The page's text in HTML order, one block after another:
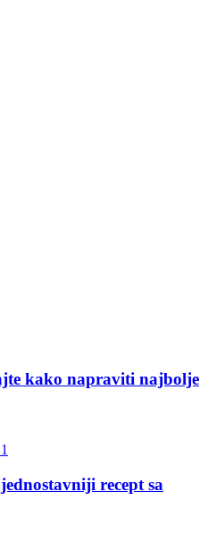
kako napraviti najbolje
recept sa